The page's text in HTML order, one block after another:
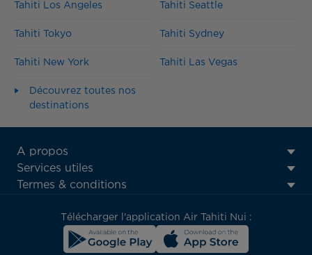
Tahiti Los Angeles Tahiti Seattle
Tahiti Tokyo Tahiti Sydney
Tahiti New York Tahiti Las Vegas
Découvrez toutes nos
destinations
ATN:
Footer
menu
A propos
Services utiles
Termes & conditions
Télécharger l'application Air Tahiti Nui :